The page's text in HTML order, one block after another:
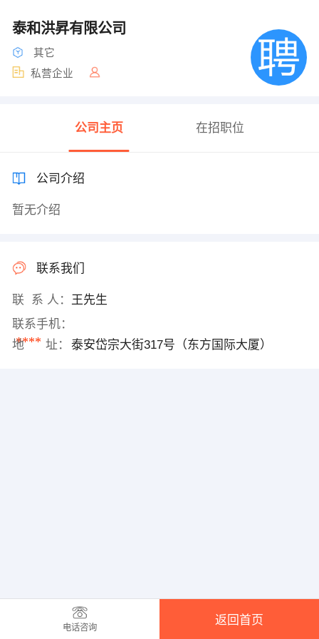
泰和洪昇有限公司
其它
私营企业
公司主页 在招职位
公司介绍
暂无介绍
联系我们
联 系 人： 王先生
联系手机：
****
地 址： 泰安岱宗大街317号（东方国际大厦）
电话咨询
返回首页